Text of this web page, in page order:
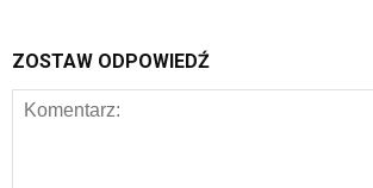
ZOSTAW ODPOWIEDŹ